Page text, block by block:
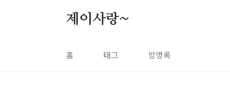
제이사랑~
홈 태그 방명록